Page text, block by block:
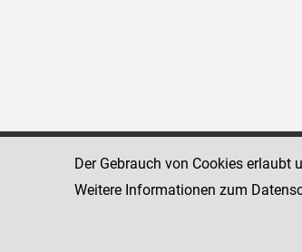
Strafvollzugsakademie
www.justiz.gv.at/stak
Der Gebrauch von Cookies erlaubt
Weitere Informationen zum